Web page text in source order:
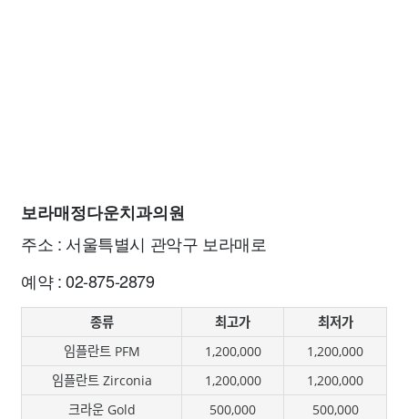
보라매정다운치과의원
주소 : 서울특별시 관악구 보라매로
예약 : 02-875-2879
종류 최고가
최저가
임플란트 PFM
1,200,000
1,200,000
임플란트 Zirconia
1,200,000
1,200,000
크라운 Gold
500,000
500,000